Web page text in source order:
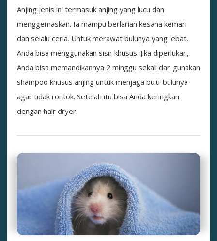
Anjing jenis ini termasuk anjing yang lucu dan
menggemaskan. Ia mampu berlarian kesana kemari
dan selalu ceria. Untuk merawat bulunya yang lebat,
Anda bisa menggunakan sisir khusus. Jika diperlukan,
Anda bisa memandikannya 2 minggu sekali dan gunakan
shampoo khusus anjing untuk menjaga bulu-bulunya
agar tidak rontok. Setelah itu bisa Anda keringkan
dengan hair dryer.